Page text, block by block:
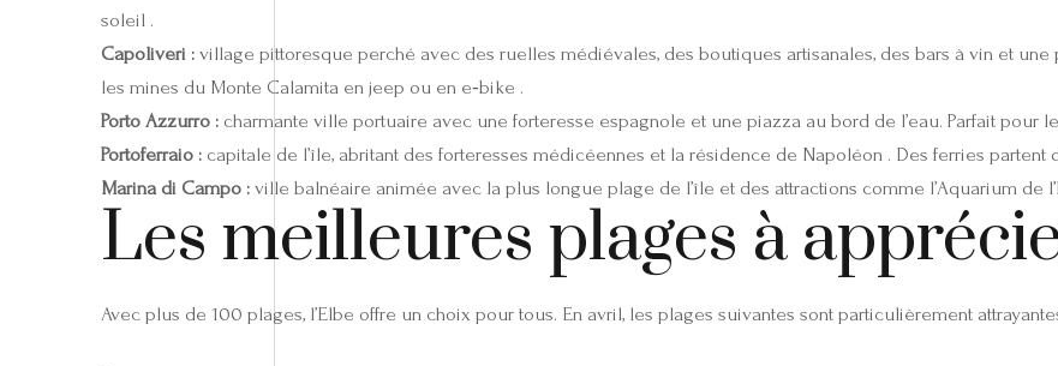
soleil .
Capoliveri : village pittoresque perché avec des ruelles médiévales, des boutiques artisanales, des bars à vin et
les mines du Monte Calamita en jeep ou en e‑bike .
Porto Azzurro : charmante ville portuaire avec une forteresse espagnole et une piazza au bord de l’eau. Parfait pour
Portoferraio : capitale de l’île, abritant des forteresses médicéennes et la résidence de Napoléon . Des ferries partent
Marina di Campo : ville balnéaire animée avec la plus longue plage de l’île et des attractions comme l’Aquarium de
Les meilleures plages à
Avec plus de 100 plages, l’Elbe offre un choix pour tous. En avril, les plages suivantes sont particulièrement